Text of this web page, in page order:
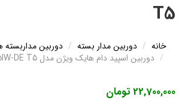
T5
خانه دوربین مدار بسته
دوربین
دوربین اسپید دام هایک ویژن مدل DS-2DE4225IW-DE T5
22,700,000 تومان